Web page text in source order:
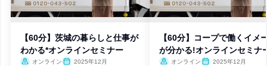
【60分】茨城の暮らしと仕事が
わかる*オンラインセミナー
オンライン
2025年12月
【60分】コープで働くイメ
が分かる!オンラインセミナ
オンライン
2025年12月